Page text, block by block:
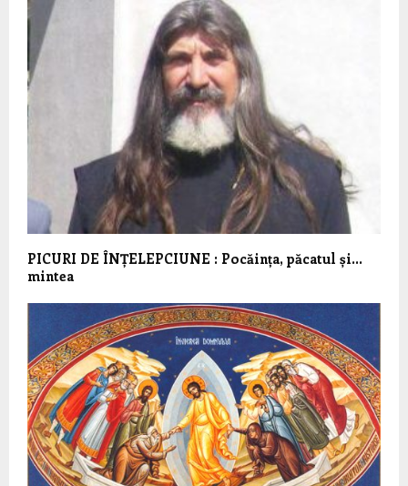
PICURI DE ÎNȚELEPCIUNE : Pocăința, păcatul și…
mintea